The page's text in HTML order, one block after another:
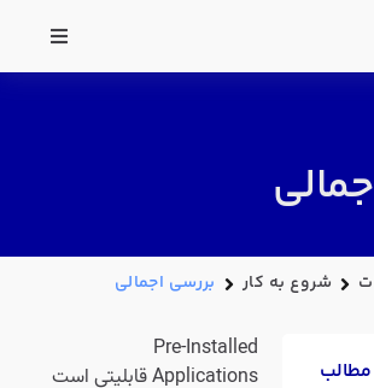
شروع به کار بررسی اجمالی
Pre-Installed
Applications قابلیتی است